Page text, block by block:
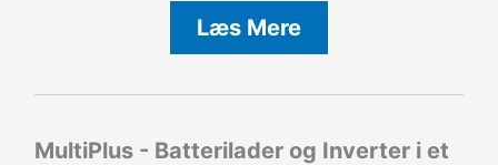
Læs Mere
MultiPlus - Batterilader og Inverter i et